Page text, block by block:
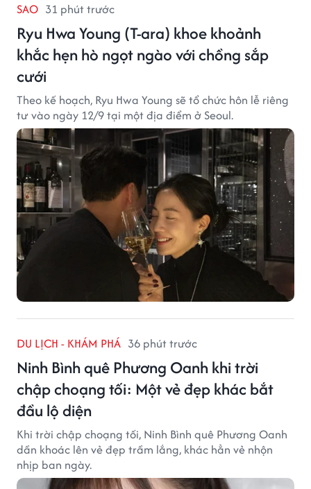
SAO 31 phút trước
Ryu Hwa Young (T-ara) khoe khoảnh
khắc hẹn hò ngọt ngào với chồng sắp
cưới
Theo kế hoạch, Ryu Hwa Young sẽ tổ chức hôn lễ riêng
tư vào ngày 12/9 tại một địa điểm ở Seoul.
DU LỊCH - KHÁM PHÁ 36 phút trước
Ninh Bình quê Phương Oanh khi trời
chập choạng tối: Một vẻ đẹp khác bắt
đầu lộ diện
Khi trời chập choạng tối, Ninh Bình quê Phương Oanh
dần khoác lên vẻ đẹp trầm lắng, khác hẳn vẻ nhộn
nhịp ban ngày.